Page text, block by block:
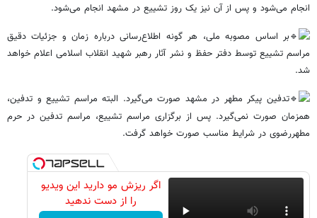
انجام می‌شود و پس از آن نیز یک روز تشییع در مشهد انجام می‌شود.
بر اساس مصوبه ملی، هر گونه اطلاع‌رسانی درباره زمان و جزئیات دقیق
مراسم تشییع توسط دفتر حفظ و نشر آثار رهبر شهید انقلاب اسلامی اعلام خواهد
شد.
تدفین پیکر مطهر در مشهد صورت می‌گیرد. البته مراسم تشییع و تدفین،
همزمان صورت نمی‌گیرد. پس از برگزاری مراسم تشییع، مراسم تدفین در حرم
مطهررضوی در شرایط مناسب صورت خواهد گرفت.
اگر ریزش مو دارید این ویدیو
را از دست ندهید